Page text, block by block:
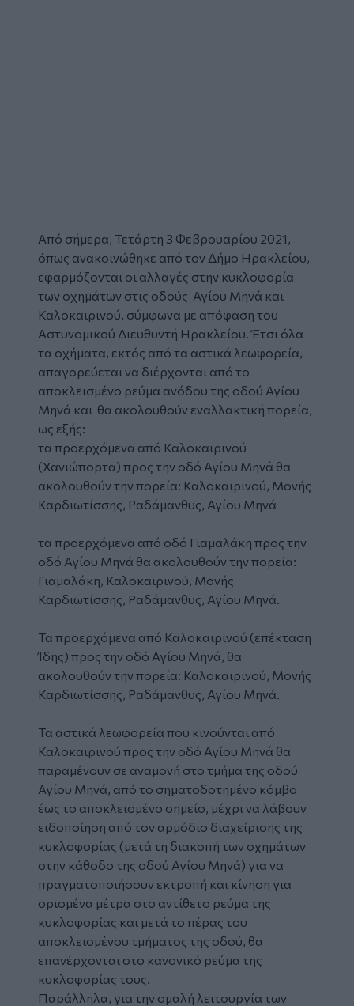
Από σήμερα, Τετάρτη 3 Φεβρουαρίου 2021,
όπως ανακοινώθηκε από τον Δήμο Ηρακλείου,
εφαρμόζονται οι αλλαγές στην κυκλοφορία
των οχημάτων στις οδούς Αγίου Μηνά και
Καλοκαιρινού, σύμφωνα με απόφαση του
Αστυνομικού Διευθυντή Ηρακλείου. Έτσι όλα
τα οχήματα, εκτός από τα αστικά λεωφορεία,
απαγορεύεται να διέρχονται από το
αποκλεισμένο ρεύμα ανόδου της οδού Αγίου
Μηνά και θα ακολουθούν εναλλακτική πορεία,
ως εξής:
τα προερχόμενα από Καλοκαιρινού
(Χανιώπορτα) προς την οδό Αγίου Μηνά θα
ακολουθούν την πορεία: Καλοκαιρινού, Μονής
Καρδιωτίσσης, Ραδάμανθυς, Αγίου Μηνά
τα προερχόμενα από οδό Γιαμαλάκη προς την
οδό Αγίου Μηνά θα ακολουθούν την πορεία:
Γιαμαλάκη, Καλοκαιρινού, Μονής
Καρδιωτίσσης, Ραδάμανθυς, Αγίου Μηνά.
Τα προερχόμενα από Καλοκαιρινού (επέκταση
Ίδης) προς την οδό Αγίου Μηνά, θα
ακολουθούν την πορεία: Καλοκαιρινού, Μονής
Καρδιωτίσσης, Ραδάμανθυς, Αγίου Μηνά.
Τα αστικά λεωφορεία που κινούνται από
Καλοκαιρινού προς την οδό Αγίου Μηνά θα
παραμένουν σε αναμονή στο τμήμα της οδού
Αγίου Μηνά, από το σηματοδοτημένο κόμβο
έως το αποκλεισμένο σημείο, μέχρι να λάβουν
ειδοποίηση από τον αρμόδιο διαχείρισης της
κυκλοφορίας (μετά τη διακοπή των οχημάτων
στην κάθοδο της οδού Αγίου Μηνά) για να
πραγματοποιήσουν εκτροπή και κίνηση για
ορισμένα μέτρα στο αντίθετο ρεύμα της
κυκλοφορίας και μετά το πέρας του
αποκλεισμένου τμήματος της οδού, θα
επανέρχονται στο κανονικό ρεύμα της
κυκλοφορίας τους.
Παράλληλα, για την ομαλή λειτουργία των